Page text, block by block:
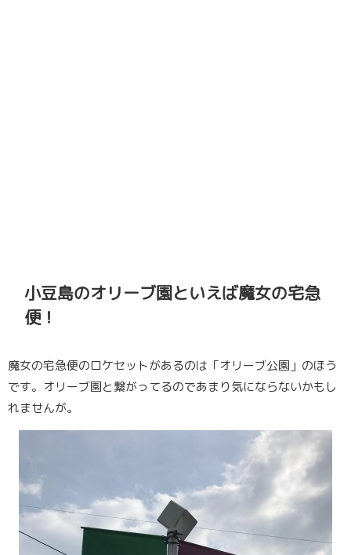
小豆島のオリーブ園といえば魔女の宅急
便！
魔女の宅急便のロケセットがあるのは「オリーブ公園」のほう
です。オリーブ園と繋がってるのであまり気にならないかもし
れませんが。